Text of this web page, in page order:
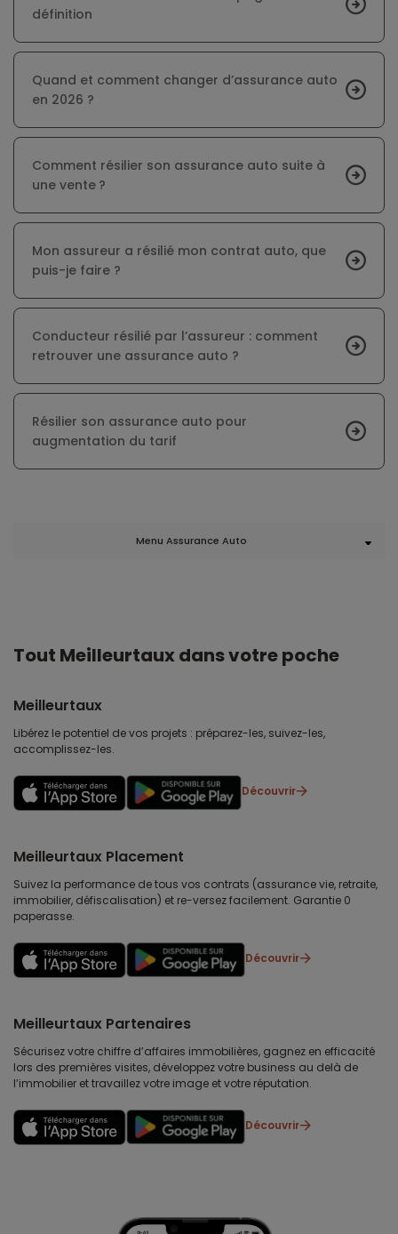
définition
Quand et comment changer d’assurance auto
en 2026 ?
Comment résilier son assurance auto suite à
une vente ?
Mon assureur a résilié mon contrat auto, que
puis-je faire ?
Conducteur résilié par l’assureur : comment
retrouver une assurance auto ?
Résilier son assurance auto pour
augmentation du tarif
Menu Assurance Auto
Tout Meilleurtaux dans votre poche
Meilleurtaux
Libérez le potentiel de vos projets : préparez-les, suivez-les,
accomplissez-les.
Découvrir
Meilleurtaux Placement
Suivez la performance de tous vos contrats (assurance vie, retraite,
immobilier, défiscalisation) et re-versez facilement. Garantie 0
paperasse.
Découvrir
Meilleurtaux Partenaires
Sécurisez votre chiffre d’affaires immobilières, gagnez en efficacité
lors des premières visites, développez votre business au delà de
l’immobilier et travaillez votre image et votre réputation.
Découvrir